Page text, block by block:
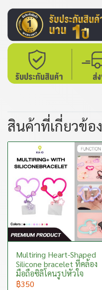
สินค้าที่เกี่ยวข้อง
Multiring Heart-Shaped
Silicone bracelet ที่คล้อง
มือถือซิลิโคนรูปหัวใจ
฿350